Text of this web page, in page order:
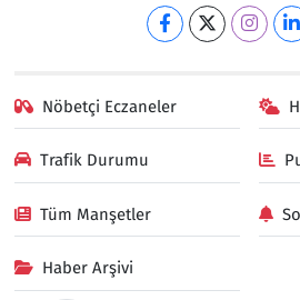
Nöbetçi Eczaneler
Trafik Durumu
Tüm Manşetler
Haber Arşivi